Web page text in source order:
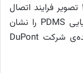
لاستیک‌ها، بسپار‌ها و غیره فراهم می‌شود. شکل ۱ تصویر فرایند اتصال
عرضی میان بسپارهای سیلیکونی و ساختار شیمیایی PDMS را نشان
می‌دهد. Liveo و DuPont علائم تجاری ثبت ‌شده‌ی شرکت DuPont